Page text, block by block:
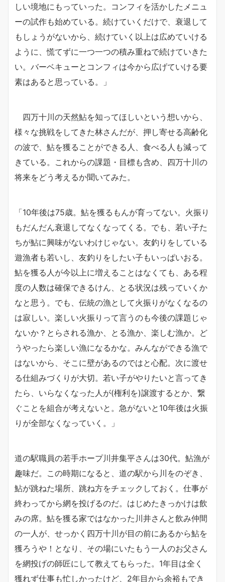
しい境地にもっていった。コンフィを活かしたメニュ
ーの試作も始めている。続けていくだけで、衰退して
もしょうがないから、続けていく以上は広めていける
ように、慌てずに一つ一つの積み重ねで続けていきた
い。バーベキューとコンフィは今から広げていける要
素はあると思っている。」
四万十川の天然鮎を知ってほしいという想いから、
様々な挑戦をしてきた林さんだが、押し寄せる高齢化
の波で、鮎を獲ることができる人、食べる人も減って
きている。これからの課題・目標も含め、四万十川の
将来をどう考えるか聞いてみた。
「10年後は75歳。鮎を獲るもんが育ってない。火振り
もだんだん衰退してなくなってくる。でも、若い子た
ちが鮎に興味がないわけじゃない。友釣りをしている
遊漁者も若いし、友釣りをしたい子もいっぱいおる。
鮎を獲る人が今以上に増えることはなくても、ある程
度の人数は確保できるけん、とる状況は残っていくか
なと思う。でも、伝統の漁として火振りがなくなるの
は寂しい。楽しい火振りって言うのも今後の課題じゃ
ないか？とらされる漁か、とる漁か、楽しむ漁か。ど
うやったら楽しい漁になるかな。みんなができる漁で
はないから、そこに壁があるのではと心配。次に渡せ
る仕組みづくりが大切。若い子がやりたいと言ってき
たら、いらなくなった人が(権利を)譲渡するとか、繋
ぐことを組合が考えないと。急がないと10年後は火振
りが全部なくなっていく。」
道の駅職員の若手ホープ川井集平さんは30代。鮎漁が
趣味だ。この時期になると、道の駅から川をのぞき、
鮎が跳ねた場所、跳ね方をチェックしておく。仕事が
終わってから網を投げるのだ。はじめたきっかけは飲
みの席。鮎を獲る家ではなかった川井さんと飲み仲間
の一人が、せっかく四万十川が目の前にあるから鮎を
獲ろうや！となり、その場にいたもう一人のお父さん
を網投げの師匠にして教えてもらった。1年目は全く
獲れず仕事も忙しかったけど、2年目から余裕もでき